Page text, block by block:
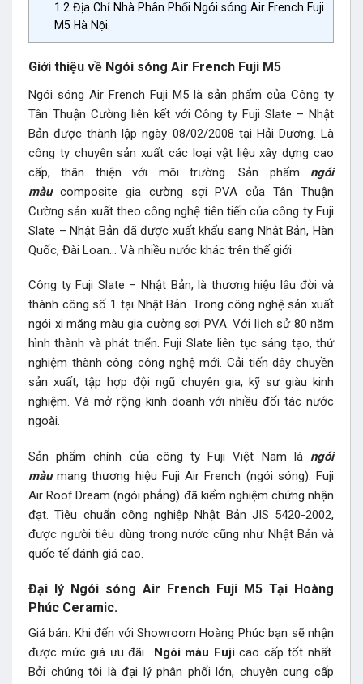
1.2 Địa Chỉ Nhà Phân Phối Ngói sóng Air French Fuji
M5 Hà Nội.
Giới thiệu về Ngói sóng Air French Fuji M5
Ngói sóng Air French Fuji M5 là sản phẩm của Công ty
Tân Thuận Cường liên kết với Công ty Fuji Slate – Nhật
Bản được thành lập ngày 08/02/2008 tại Hải Dương. Là
công ty chuyên sản xuất các loại vật liệu xây dựng cao
cấp, thân thiện với môi trường. Sản phẩm ngói
màucomposite gia cường sợi PVA của Tân Thuận
Cường sản xuất theo công nghệ tiên tiến của công ty Fuji
Slate – Nhật Bản đã được xuất khẩu sang Nhật Bản, Hàn
Quốc, Đài Loan… Và nhiều nước khác trên thế giới
Công ty Fuji Slate – Nhật Bản, là thương hiệu lâu đời và
thành công số 1 tại Nhật Bản. Trong công nghệ sản xuất
ngói xi măng màu gia cường sợi PVA. Với lịch sử 80 năm
hình thành và phát triển. Fuji Slate liên tục sáng tạo, thử
nghiệm thành công công nghệ mới. Cải tiến dây chuyền
sản xuất, tập hợp đội ngũ chuyên gia, kỹ sư giàu kinh
nghiệm. Và mở rộng kinh doanh với nhiều đối tác nước
ngoài.
Sản phẩm chính của công ty Fuji Việt Nam là ngói
màumang thương hiệu Fuji Air French (ngói sóng). Fuji
Air Roof Dream (ngói phẳng) đã kiểm nghiệm chứng nhận
đạt. Tiêu chuẩn công nghiệp Nhật Bản JIS 5420-2002,
được người tiêu dùng trong nước cũng như Nhật Bản và
quốc tế đánh giá cao.
Đại lý Ngói sóng Air French Fuji M5 Tại Hoàng
Phúc Ceramic.
Giá bán: Khi đến với Showroom Hoàng Phúc bạn sẽ nhận
được mức giá ưu đãi
Ngói màu Fuji cao cấp tốt nhất.
Bởi chúng tôi là đại lý phân phối lớn, chuyên cung cấp